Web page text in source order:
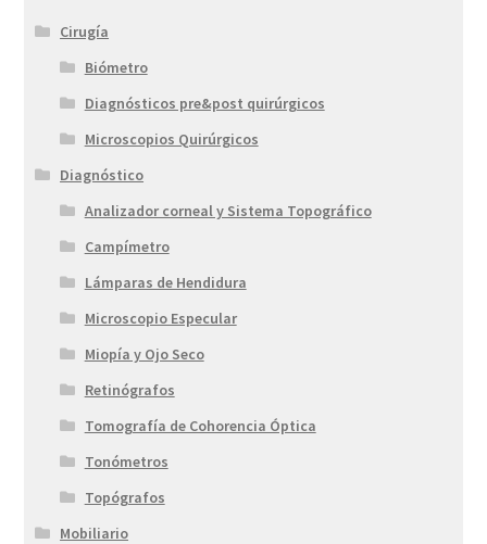
Cirugía
Biómetro
Diagnósticos pre&post quirúrgicos
Microscopios Quirúrgicos
Diagnóstico
Analizador corneal y Sistema Topográfico
Campímetro
Lámparas de Hendidura
Microscopio Especular
Miopía y Ojo Seco
Retinógrafos
Tomografía de Cohorencia Óptica
Tonómetros
Topógrafos
Mobiliario